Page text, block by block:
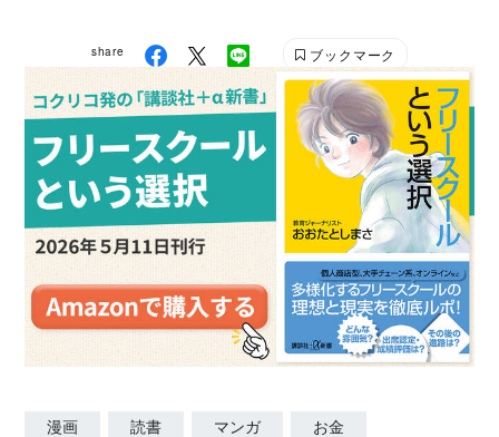
share ブックマーク
漫画 読書 マンガ お金